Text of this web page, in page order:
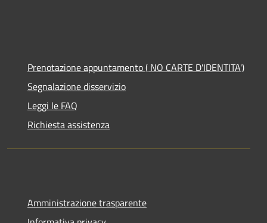
Prenotazione appuntamento ( NO CARTE D'IDENTITA')
Segnalazione disservizio
Leggi le FAQ
Richiesta assistenza
Amministrazione trasparente